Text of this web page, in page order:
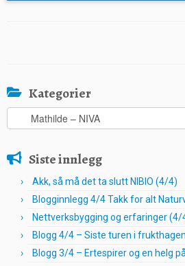
Kategorier
Kategorier
Siste innlegg
Akk, så må det ta slutt NIBIO (4/4)
Blogginnlegg 4/4 Takk for alt
Nettverksbygging og erfaringer (4/
Blogg 4/4 – Siste turen i frukthagen
Blogg 3/4 – Ertespirer og en helg